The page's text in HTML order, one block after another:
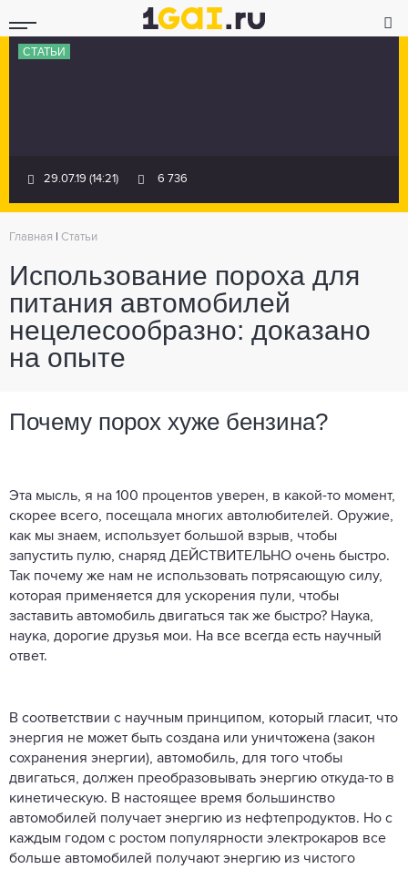
СТАТЬИ
29.07.19 (14:21) 6 736
Главная Статьи
Использование пороха для
питания автомобилей
нецелесообразно: доказано
на опыте
Почему порох хуже бензина?
Эта мысль, я на 100 процентов уверен, в какой-то момент,
скорее всего, посещала многих автолюбителей. Оружие,
как мы знаем, использует большой взрыв, чтобы
запустить пулю, снаряд ДЕЙСТВИТЕЛЬНО очень быстро.
Так почему же нам не использовать потрясающую силу,
которая применяется для ускорения пули, чтобы
заставить автомобиль двигаться так же быстро? Наука,
наука, дорогие друзья мои. На все всегда есть научный
ответ.
В соответствии с научным принципом, который гласит, что
энергия не может быть создана или уничтожена (закон
сохранения энергии), автомобиль, для того чтобы
двигаться, должен преобразовывать энергию откуда-то в
кинетическую. В настоящее время большинство
автомобилей получает энергию из нефтепродуктов. Но с
каждым годом с ростом популярности электрокаров все
больше автомобилей получают энергию из чистого